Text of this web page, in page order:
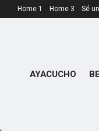
LATEST TRENDING
DOSEP retomó
sede habitual
Home 1 Home 3 Sé
AYACUCHO